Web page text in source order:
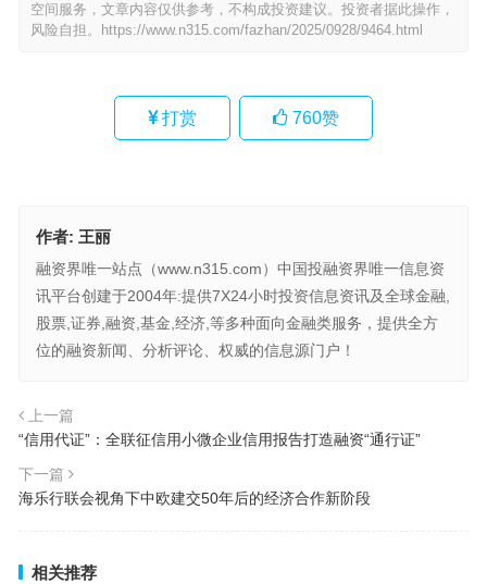
空间服务，文章内容仅供参考，不构成投资建议。投资者据此操作，
风险自担。
https://www.n315.com/fazhan/2025/0928/9464.html
打赏 760赞
作者: 王丽
融资界唯一站点（www.n315.com）中国投融资界唯一信息资
讯平台创建于2004年:提供7X24小时投资信息资讯及全球金融,
股票,证券,融资,基金,经济,等多种面向金融类服务，提供全方
位的融资新闻、分析评论、权威的信息源门户！
上一篇
“信用代证”：全联征信用小微企业信用报告打造融资“通行证”
下一篇
海乐行联会视角下中欧建交50年后的经济合作新阶段
相关推荐